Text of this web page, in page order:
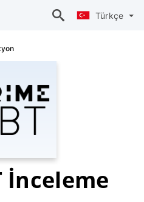
Türkçe
İnceleme